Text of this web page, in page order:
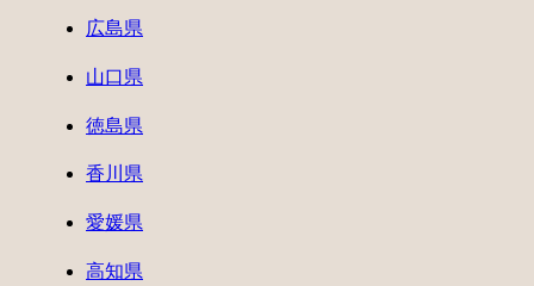
広島県
山口県
徳島県
香川県
愛媛県
高知県